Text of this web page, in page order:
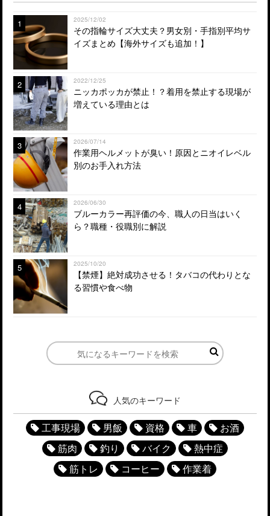
1 2025/12/02
その指輪サイズ大丈夫？男女別・手指別平均サ
イズまとめ【海外サイズも追加！】
2 2022/12/25
ニッカポッカが禁止！？着用を禁止する現場が
増えている理由とは
3 2026/07/14
作業用ヘルメットが臭い！原因とニオイレベル
別のお手入れ方法
4 2026/06/30
ブルーカラー再評価の今、職人の日当はいく
ら？職種・役職別に解説
5 2025/10/20
【禁煙】絶対成功させる！タバコの代わりとな
る習慣や食べ物
人気のキーワード
工事現場 男飯 資格 車
お酒
筋肉
釣り バイク
熱中症
筋トレ
コーヒー 作業着